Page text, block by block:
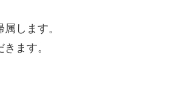
します。
ます。